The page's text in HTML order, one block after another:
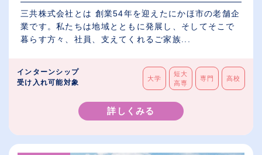
三共株式会社とは 創業54年を迎えたにかほ市の老舗企
業です。私たちは地域とともに発展し、そしてそこで
暮らす方々、社員、支えてくれるご家族...
インターンシップ
受け入れ可能対象
大学
短大
高専
専門 高校
詳しくみる